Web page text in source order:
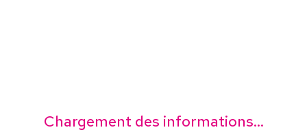
Chargement des informations...